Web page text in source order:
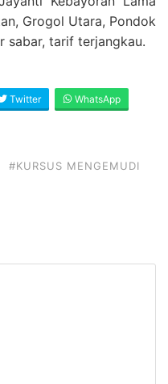
Grogol Utara, Pondok
sabar, tarif terjangkau.
Twitter WhatsApp
#KURSUS MENGEMUDI